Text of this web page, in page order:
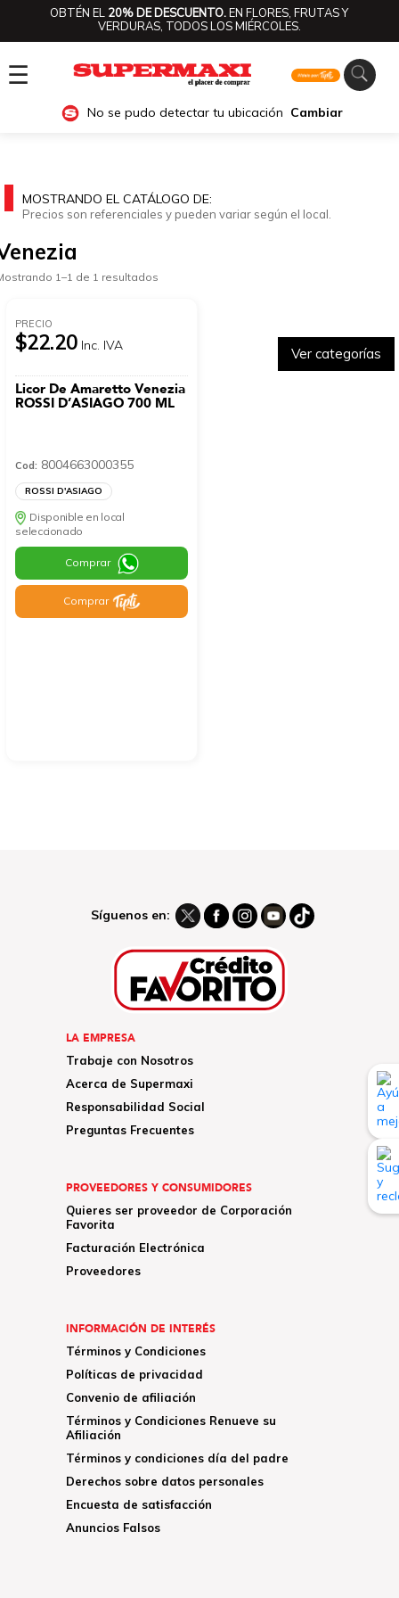
OBTÉN EL 20% DE DESCUENTO.EN FLORES, FRUTAS Y
VERDURAS, TODOS LOS MIÉRCOLES.
☰
No se pudo detectar tu ubicación Cambiar
Ver categorías
MOSTRANDO EL CATÁLOGO DE:
Precios son referenciales y pueden variar según el local.
1–1 de 1 resultados
PRECIO
$22.20 Inc. IVA
Licor De Amaretto Venezia
ROSSI D’ASIAGO 700 ML
Cod: 8004663000355
ROSSI D'ASIAGO
Disponible en local
seleccionado
Comprar
Comprar
Síguenos en:
LA EMPRESA
Trabaje con Nosotros
Acerca de Supermaxi
Responsabilidad Social
Preguntas Frecuentes
PROVEEDORES Y CONSUMIDORES
Quieres ser proveedor de Corporación
Favorita
Facturación Electrónica
Proveedores
INFORMACIÓN DE INTERÉS
Términos y Condiciones
Políticas de privacidad
Convenio de afiliación
Términos y Condiciones Renueve su
Afiliación
Términos y condiciones día del padre
Derechos sobre datos personales
Encuesta de satisfacción
Anuncios Falsos